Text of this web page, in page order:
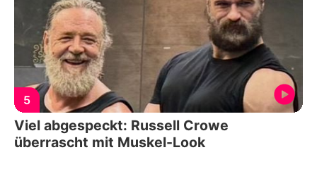
5
Viel abgespeckt: Russell Crowe
überrascht mit Muskel-Look